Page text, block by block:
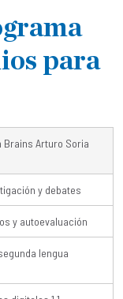
para
Brains Arturo Soria
y debates
y autoevaluación
lengua